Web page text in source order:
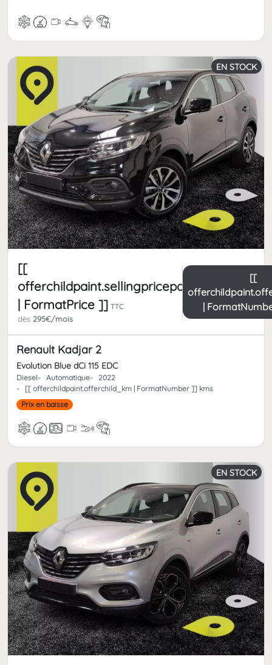
EN STOCK
[[
offerchildpaint.sellingpricepart_ttc
| FormatPrice ]] TTC
dès 295€/mois
[[
|
Renault Kadjar 2
Evolution Blue dCi 115 EDC
Diesel Automatique
2022
[[ offerchildpaint.offerchild_km | FormatNumber ]] kms
Prix en baisse
EN STOCK